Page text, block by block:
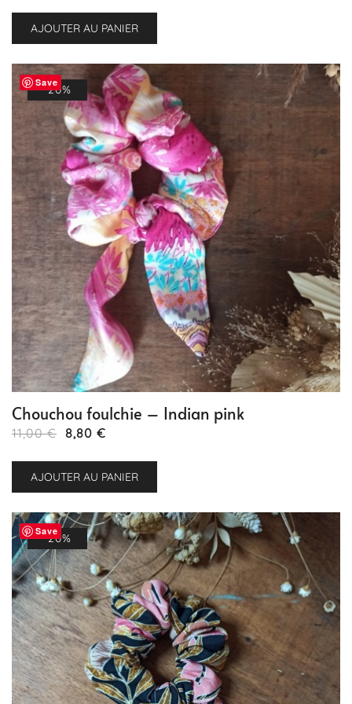
initial
était :
actuel
est :
AJOUTER AU PANIER
Save
-20%
Chouchou foulchie – Indian pink
11,00€ Le
initial
était :
8,80 €
actuel
est :
AJOUTER AU PANIER
Save
-20%